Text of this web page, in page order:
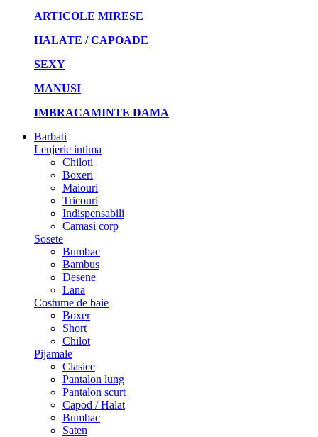
ARTICOLE MIRESE
HALATE / CAPOADE
SEXY
MANUSI
IMBRACAMINTE DAMA
Barbati
Lenjerie intima
Chiloti
Boxeri
Maiouri
Tricouri
Indispensabili
Camasi corp
Sosete
Bumbac
Bambus
Desene
Lana
Costume de baie
Boxer
Short
Chilot
Pijamale
Clasice
Pantalon lung
Pantalon scurt
Capod / Halat
Bumbac
Saten